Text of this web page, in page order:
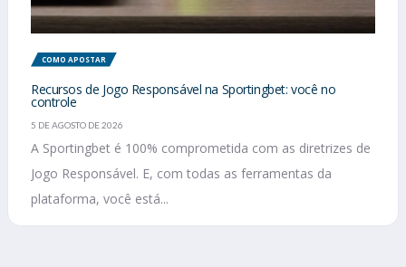
COMO APOSTAR
Recursos de Jogo Responsável na Sportingbet: você no
controle
5 DE AGOSTO DE 2026
A Sportingbet é 100% comprometida com as diretrizes de
Jogo Responsável. E, com todas as ferramentas da
plataforma, você está...